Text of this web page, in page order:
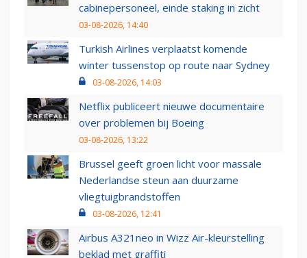
cabinepersoneel, einde staking in zicht
03-08-2026, 14:40
Turkish Airlines verplaatst komende
winter tussenstop op route naar Sydney
03-08-2026, 14:03
Netflix publiceert nieuwe documentaire
over problemen bij Boeing
03-08-2026, 13:22
Brussel geeft groen licht voor massale
Nederlandse steun aan duurzame
vliegtuigbrandstoffen
03-08-2026, 12:41
Airbus A321neo in Wizz Air-kleurstelling
beklad met graffiti